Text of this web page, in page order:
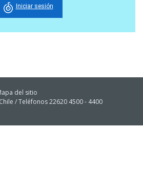
Iniciar sesión
del sitio
/ Teléfonos 22620 4500 - 4400